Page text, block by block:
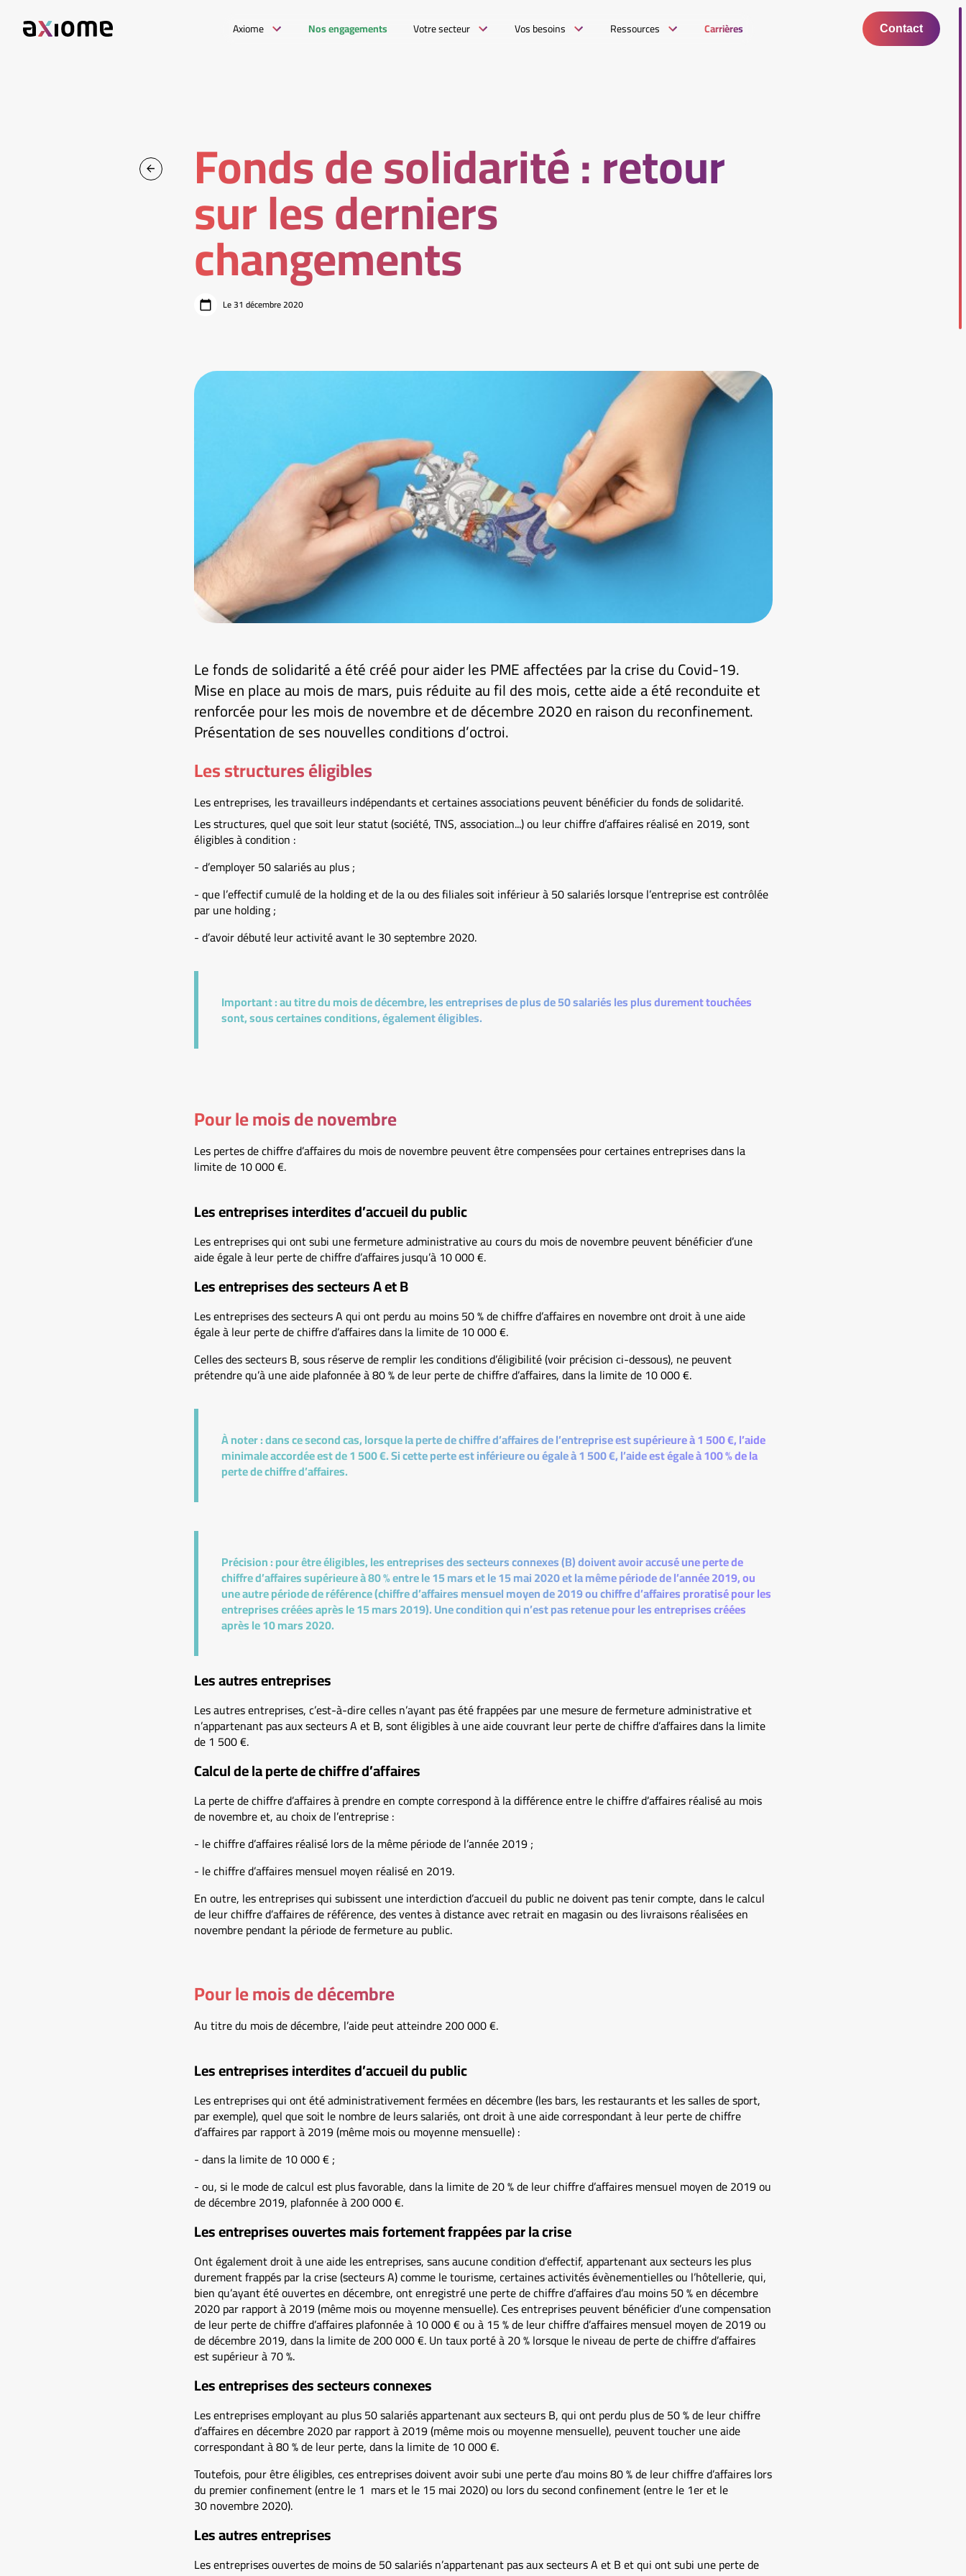
Axiome Nos engagements Votre secteur Vos besoins Ressources Carrières Contact
Fonds de solidarité : retour
sur les derniers
changements
Le 31 décembre 2020
Le fonds de solidarité a été créé pour aider les PME affectées par la crise du Covid-19.
Mise en place au mois de mars, puis réduite au fil des mois, cette aide a été reconduite et
renforcée pour les mois de novembre et de décembre 2020 en raison du reconfinement.
Présentation de ses nouvelles conditions d’octroi.
Les structures éligibles
Les entreprises, les travailleurs indépendants et certaines associations peuvent bénéficier du fonds de solidarité.
Les structures, quel que soit leur statut (société, TNS, association...) ou leur chiffre d’affaires réalisé en 2019, sont
éligibles à condition :
- d’employer 50 salariés au plus ;
- que l’effectif cumulé de la holding et de la ou des filiales soit inférieur à 50 salariés lorsque l’entreprise est contrôlée
par une holding ;
- d’avoir débuté leur activité avant le 30 septembre 2020.
Important :au titre du mois de décembre, les entreprises de plus de 50 salariés les plus durement touchées
sont, sous certaines conditions, également éligibles.
Pour le mois de novembre
Les pertes de chiffre d’affaires du mois de novembre peuvent être compensées pour certaines entreprises dans la
limite de 10 000 €.
Les entreprises interdites d’accueil du public
Les entreprises qui ont subi une fermeture administrative au cours du mois de novembre peuvent bénéficier d’une
aide égale à leur perte de chiffre d’affaires jusqu’à 10 000 €.
Les entreprises des secteurs A et B
Les entreprises des secteurs A qui ont perdu au moins 50 % de chiffre d’affaires en novembre ont droit à une aide
égale à leur perte de chiffre d’affaires dans la limite de 10 000 €.
Celles des secteurs B, sous réserve de remplir les conditions d’éligibilité (voir précision ci-dessous), ne peuvent
prétendre qu’à une aide plafonnée à 80 % de leur perte de chiffre d’affaires, dans la limite de 10 000 €.
À noter :dans ce second cas, lorsque la perte de chiffre d’affaires de l’entreprise est supérieure à 1 500 €, l’aide
minimale accordée est de 1 500 €. Si cette perte est inférieure ou égale à 1 500 €, l’aide est égale à 100 % de la
perte de chiffre d’affaires.
Précision :pour être éligibles, les entreprises des secteurs connexes (B) doivent avoir accusé une perte de
chiffre d’affaires supérieure à 80 % entre le 15 mars et le 15 mai 2020 et la même période de l’année 2019, ou
une autre période de référence (chiffre d’affaires mensuel moyen de 2019 ou chiffre d’affaires proratisé pour les
entreprises créées après le 15 mars 2019). Une condition qui n’est pas retenue pour les entreprises créées
après le 10 mars 2020.
Les autres entreprises
Les autres entreprises, c’est-à-dire celles n’ayant pas été frappées par une mesure de fermeture administrative et
n’appartenant pas aux secteurs A et B, sont éligibles à une aide couvrant leur perte de chiffre d’affaires dans la limite
de 1 500 €.
Calcul de la perte de chiffre d’affaires
La perte de chiffre d’affaires à prendre en compte correspond à la différence entre le chiffre d’affaires réalisé au mois
de novembre et, au choix de l’entreprise :
- le chiffre d’affaires réalisé lors de la même période de l’année 2019 ;
- le chiffre d’affaires mensuel moyen réalisé en 2019.
En outre, les entreprises qui subissent une interdiction d’accueil du public ne doivent pas tenir compte, dans le calcul
de leur chiffre d’affaires de référence, des ventes à distance avec retrait en magasin ou des livraisons réalisées en
novembre pendant la période de fermeture au public.
Pour le mois de décembre
Au titre du mois de décembre, l’aide peut atteindre 200 000 €.
Les entreprises interdites d’accueil du public
Les entreprises qui ont été administrativement fermées en décembre (les bars, les restaurants et les salles de sport,
par exemple), quel que soit le nombre de leurs salariés, ont droit à une aide correspondant à leur perte de chiffre
d’affaires par rapport à 2019 (même mois ou moyenne mensuelle) :
- dans la limite de 10 000 € ;
- ou, si le mode de calcul est plus favorable, dans la limite de 20 % de leur chiffre d’affaires mensuel moyen de 2019 ou
de décembre 2019, plafonnée à 200 000 €.
Les entreprises ouvertes mais fortement frappées par la crise
Ont également droit à une aide les entreprises, sans aucune condition d’effectif, appartenant aux secteurs les plus
durement frappés par la crise (secteurs A) comme le tourisme, certaines activités évènementielles ou l’hôtellerie, qui,
bien qu’ayant été ouvertes en décembre, ont enregistré une perte de chiffre d’affaires d’au moins 50 % en décembre
2020 par rapport à 2019 (même mois ou moyenne mensuelle). Ces entreprises peuvent bénéficier d’une compensation
de leur perte de chiffre d’affaires plafonnée à 10 000 € ou à 15 % de leur chiffre d’affaires mensuel moyen de 2019 ou
de décembre 2019, dans la limite de 200 000 €. Un taux porté à 20 % lorsque le niveau de perte de chiffre d’affaires
est supérieur à 70 %.
Les entreprises des secteurs connexes
Les entreprises employant au plus 50 salariés appartenant aux secteurs B, qui ont perdu plus de 50 % de leur chiffre
d’affaires en décembre 2020 par rapport à 2019 (même mois ou moyenne mensuelle), peuvent toucher une aide
correspondant à 80 % de leur perte, dans la limite de 10 000 €.
Toutefois, pour être éligibles, ces entreprises doivent avoir subi une perte d’au moins 80 % de leur chiffre d’affaires lors
du premier confinement (entre le 1 mars et le 15 mai 2020) ou lors du second confinement (entre le 1er et le
30 novembre 2020).
Les autres entreprises
Les entreprises ouvertes de moins de 50 salariés n’appartenant pas aux secteurs A et B et qui ont subi une perte de